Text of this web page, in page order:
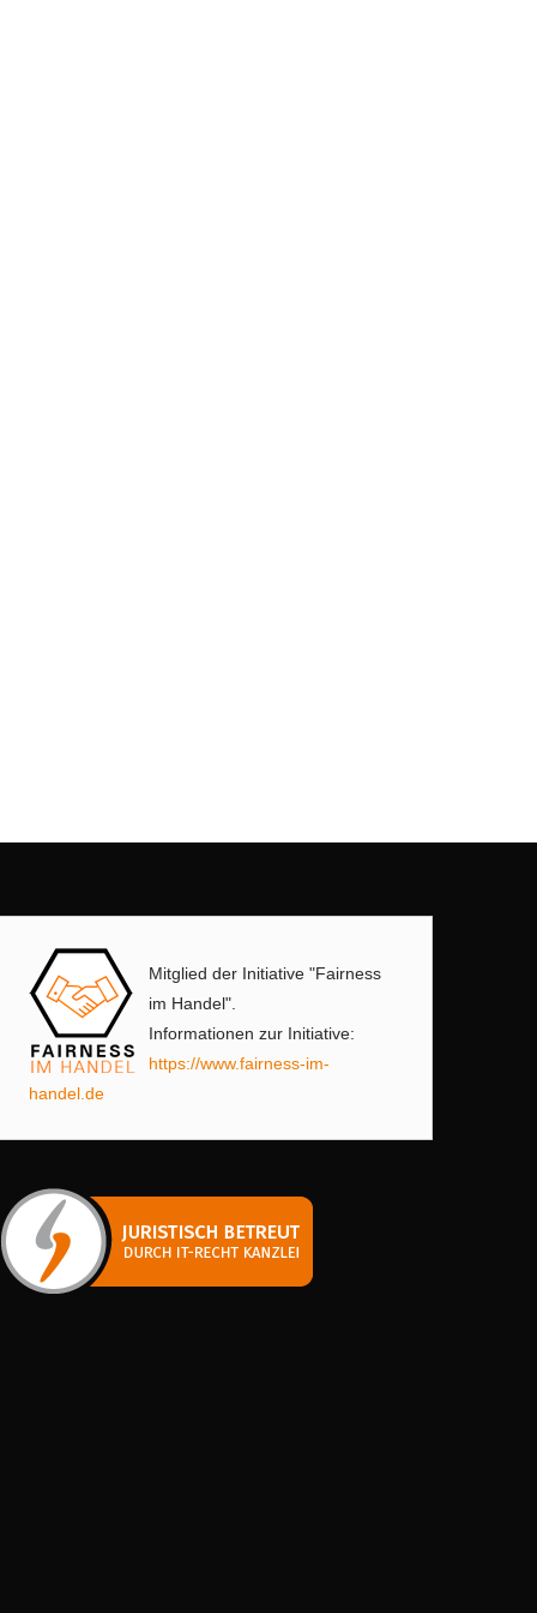
Mitglied der Initiative "Fairness
im Handel".
Informationen zur Initiative:
https://www.fairness-im-
handel.de